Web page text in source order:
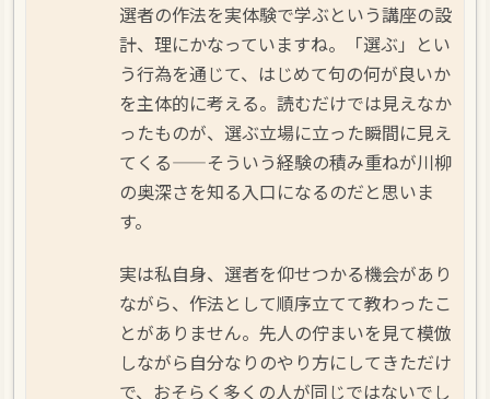
選者の作法を実体験で学ぶという講座の設
計、理にかなっていますね。「選ぶ」とい
う行為を通じて、はじめて句の何が良いか
を主体的に考える。読むだけでは見えなか
ったものが、選ぶ立場に立った瞬間に見え
てくる——そういう経験の積み重ねが川柳
の奥深さを知る入口になるのだと思いま
す。
実は私自身、選者を仰せつかる機会があり
ながら、作法として順序立てて教わったこ
とがありません。先人の佇まいを見て模倣
しながら自分なりのやり方にしてきただけ
で、おそらく多くの人が同じではないでし